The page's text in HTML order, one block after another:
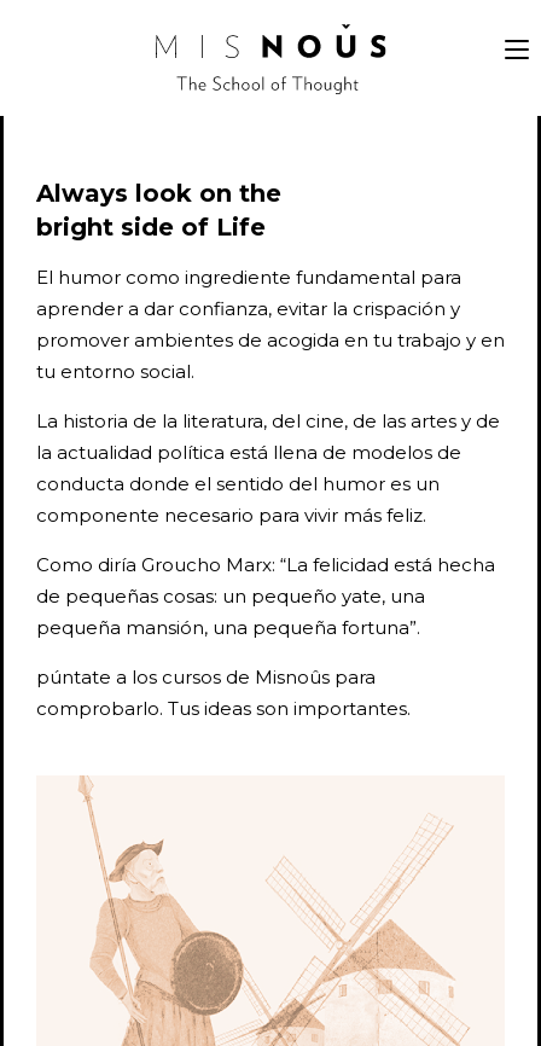
Always look on the
bright side of Life
El humor como ingrediente fundamental para
aprender a dar confianza, evitar la crispación y
promover ambientes de acogida en tu trabajo y en
tu entorno social.
La historia de la literatura, del cine, de las artes y de
la actualidad política está llena de modelos de
conducta donde el sentido del humor es un
componente necesario para vivir más feliz.
Como diría Groucho Marx: “La felicidad está hecha
de pequeñas cosas: un pequeño yate, una
pequeña mansión, una pequeña fortuna”.
púntate a los cursos de Misnoûs para
comprobarlo. Tus ideas son importantes.